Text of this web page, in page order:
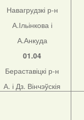
Навагрудзкі р-н
А.Ільінкова і
А.Анкуда
01.04
Бераставіцкі р-н
А. і Дз. Вінчэўскія